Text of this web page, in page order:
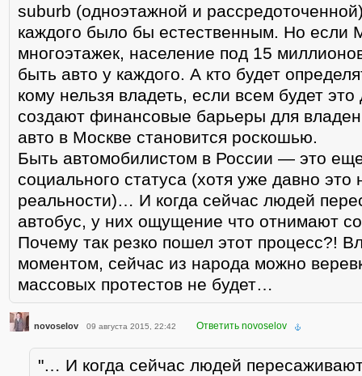
suburb (одноэтажной и
каждого было бы естественным. Но если
многоэтажек, население под 15
быть авто у каждого. А кто будет
кому нельзя владеть, если всем будет
создают финансовые барьеры для
авто в Москве становится роскошью.
Быть автомобилистом в России — это
социального статуса (хотя уже давно это
реальности)… И когда сейчас людей
автобус, у них ощущение что отнимают
Почему так резко пошел этот процесс?!
моментом, сейчас из народа можно
массовых протестов не будет…
novoselov 09 августа 2015, 22:42 Ответить novoselov
"… И когда сейчас людей